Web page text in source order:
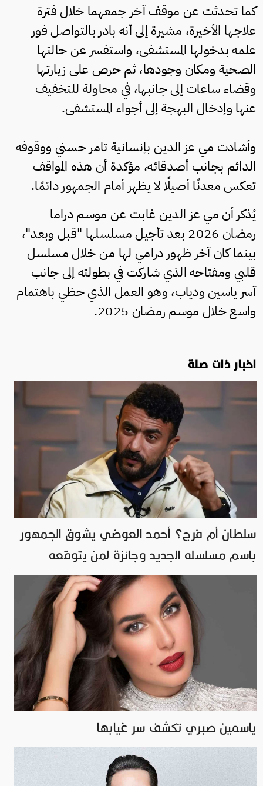
كما تحدثت عن موقف آخر جمعهما خلال فترة
علاجها الأخيرة، مشيرة إلى أنه بادر بالتواصل فور
علمه بدخولها المستشفى، واستفسر عن حالتها
الصحية ومكان وجودها، ثم حرص على زيارتها
وقضاء ساعات إلى جانبها، في محاولة للتخفيف
عنها وإدخال البهجة إلى أجواء المستشفى.
وأشادت مي عز الدين بإنسانية تامر حسني ووقوفه
الدائم بجانب أصدقائه، مؤكدة أن هذه المواقف
تعكس معدنًا أصيلًا لا يظهر أمام الجمهور دائمًا.
يُذكر أن مي عز الدين غابت عن موسم دراما
رمضان 2026 بعد تأجيل مسلسلها "قبل وبعد"،
بينما كان آخر ظهور درامي لها من خلال مسلسل
قلبي ومفتاحه الذي شاركت في بطولته إلى جانب
آسر ياسين ودياب، وهو العمل الذي حظي باهتمام
واسع خلال موسم رمضان 2025.
اخبار ذات صلة
سلطان أم فرج؟ أحمد العوضي يشوق الجمهور
باسم مسلسله الجديد وجائزة لمن يتوقعه
ياسمين صبري تكشف سر غيابها